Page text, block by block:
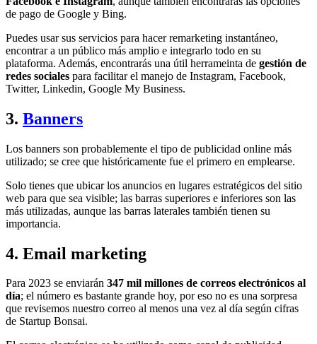
de pago de Google y Bing.
Puedes usar sus servicios para hacer remarketing instantáneo,
encontrar a un público más amplio e integrarlo todo en su
plataforma. Además, encontrarás una útil herrameinta de gestión de
redes sociales para facilitar el manejo de Instagram, Facebook,
Twitter, Linkedin, Google My Business.
3. Banners
Los banners son probablemente el tipo de publicidad online más
utilizado; se cree que históricamente fue el primero en emplearse.
Solo tienes que ubicar los anuncios en lugares estratégicos del sitio
web para que sea visible; las barras superiores e inferiores son las
más utilizadas, aunque las barras laterales también tienen su
importancia.
4. Email marketing
Para 2023 se enviarán 347 mil millones de correos electrónicos al
día; el número es bastante grande hoy, por eso no es una sorpresa
que revisemos nuestro correo al menos una vez al día según cifras
de Startup Bonsai.